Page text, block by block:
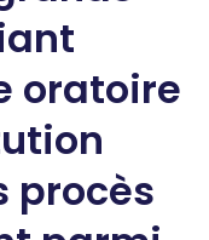
oratoire
procès